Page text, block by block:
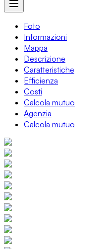
Foto
Informazioni
Mappa
Descrizione
Caratteristiche
Efficienza
Costi
Calcola mutuo
Agenzia
Calcola mutuo